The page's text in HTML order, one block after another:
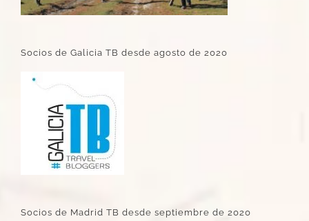
Socios de Galicia TB desde agosto de 2020
Socios de Madrid TB desde septiembre de 2020